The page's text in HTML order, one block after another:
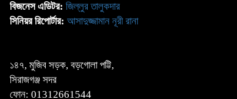
বিজনেস এডিটর: জিল্লুর তালুকদার
সিনিয়র রিপোর্টার: আসাদুজ্জামান নূরী রানা
১৪৭, মুজিব সড়ক, বড়গোলা পট্টি,
সিরাজগঞ্জ সদর
ফোন: 01312661544